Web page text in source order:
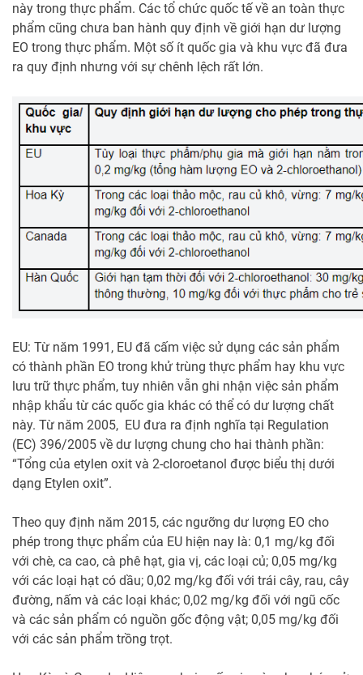
này trong thực phẩm. Các tổ chức quốc tế về an toàn thực
phẩm cũng chưa ban hành quy định về giới hạn dư lượng
EO trong thực phẩm. Một số ít quốc gia và khu vực đã đưa
ra quy định nhưng với sự chênh lệch rất lớn.
EU: Từ năm 1991, EU đã cấm việc sử dụng các sản phẩm
có thành phần EO trong khử trùng thực phẩm hay khu vực
lưu trữ thực phẩm, tuy nhiên vẫn ghi nhận việc sản phẩm
nhập khẩu từ các quốc gia khác có thể có dư lượng chất
này. Từ năm 2005, EU đưa ra định nghĩa tại Regulation
(EC) 396/2005 về dư lượng chung cho hai thành phần:
“Tổng của etylen oxit và 2-cloroetanol được biểu thị dưới
dạng Etylen oxit”.
Theo quy định năm 2015, các ngưỡng dư lượng EO cho
phép trong thực phẩm của EU hiện nay là: 0,1 mg/kg đối
với chè, ca cao, cà phê hạt, gia vị, các loại củ; 0,05 mg/kg
với các loại hạt có dầu; 0,02 mg/kg đối với trái cây, rau, cây
đường, nấm và các loại khác; 0,02 mg/kg đối với ngũ cốc
và các sản phẩm có nguồn gốc động vật; 0,05 mg/kg đối
với các sản phẩm trồng trọt.